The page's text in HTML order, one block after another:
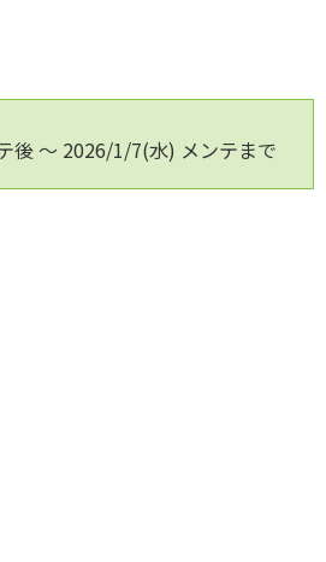
後 ～ 2026/1/7(水) メンテまで